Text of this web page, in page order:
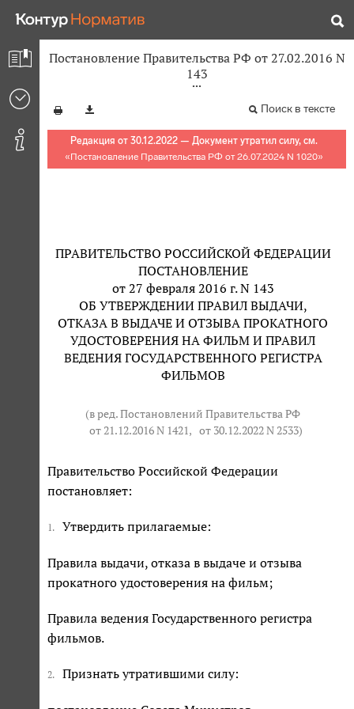
Постановление Правительства РФ от 27.02.2016 N
143
Поиск в тексте
Редакция от 30.12.2022 — Документ утратил силу, см.
«Постановление Правительства РФ от 26.07.2024 N 1020»
ПРАВИТЕЛЬСТВО РОССИЙСКОЙ ФЕДЕРАЦИИ
ПОСТАНОВЛЕНИЕ
от 27 февраля 2016 г. N 143
ОБ УТВЕРЖДЕНИИ ПРАВИЛ ВЫДАЧИ,
ОТКАЗА В ВЫДАЧЕ И ОТЗЫВА ПРОКАТНОГО
УДОСТОВЕРЕНИЯ НА ФИЛЬМ И ПРАВИЛ
ВЕДЕНИЯ ГОСУДАРСТВЕННОГО РЕГИСТРА
ФИЛЬМОВ
(в ред. Постановлений Правительства РФ
от 21.12.2016 N 1421, от 30.12.2022 N 2533)
Правительство Российской Федерации
постановляет:
1. Утвердить прилагаемые:
Правила выдачи, отказа в выдаче и отзыва
прокатного удостоверения на фильм;
Правила ведения Государственного регистра
фильмов.
2. Признать утратившими силу: